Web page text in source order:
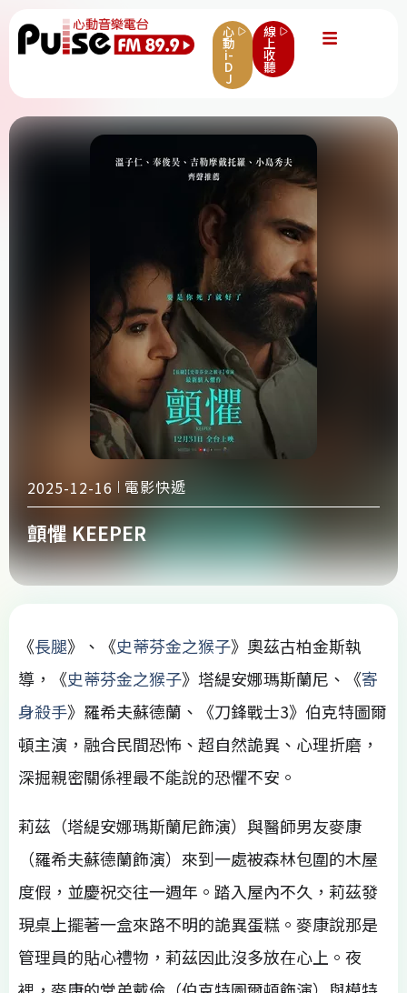
心
動
i-
D
J
線
上
收
聽
2025-12-16 電影快遞
顫懼 KEEPER
《長腿》、《史蒂芬金之猴子》奧茲古柏金斯執
導，《史蒂芬金之猴子》塔緹安娜瑪斯蘭尼、《寄
身殺手》羅希夫蘇德蘭、《刀鋒戰士3》伯克特圖爾
頓主演，融合民間恐怖、超自然詭異、心理折磨，
深掘親密關係裡最不能說的恐懼不安。
莉茲（塔緹安娜瑪斯蘭尼飾演）與醫師男友麥康
（羅希夫蘇德蘭飾演）來到一處被森林包圍的木屋
度假，並慶祝交往一週年。踏入屋內不久，莉茲發
現桌上擺著一盒來路不明的詭異蛋糕。麥康說那是
管理員的貼心禮物，莉茲因此沒多放在心上。夜